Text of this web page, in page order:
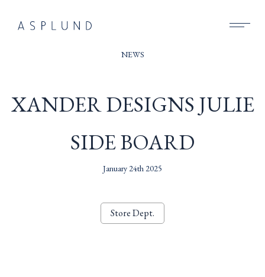
BUSINESS
COMPANY
RECRUIT
NEWS
NEWS
XANDER DESIGNS JULIE
SIDE BOARD
January 24th 2025
Store Dept.